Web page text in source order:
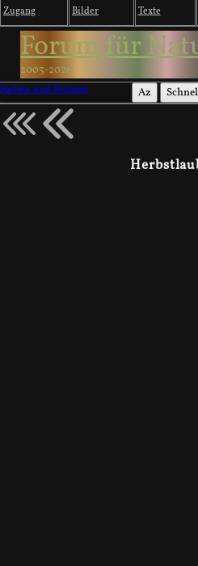
Zugang Bilder Texte
Forum für
2003-2026
Farben und Formen
Az